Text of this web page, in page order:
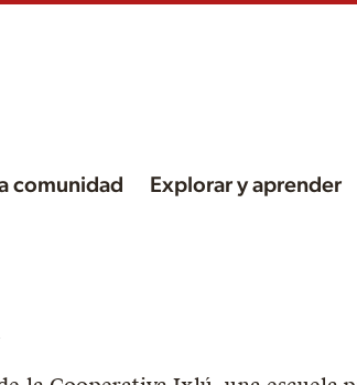
comunidad Explorar y aprender